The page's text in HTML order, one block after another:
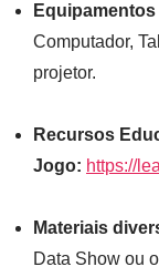
Computador,
projetor.
Recursos
Jogo: https://
Materiais
Data Show ou